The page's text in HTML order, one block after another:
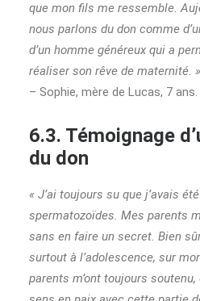
que mon fils me ressemble.
nous parlons du don comme
d’un homme généreux qui a
réaliser son rêve de maternité. »
– Sophie, mère de Lucas, 7 ans.
6.3. Témoignage
du don
« J’ai toujours su que j’avais
spermatozoïdes. Mes parents
sans en faire un secret. Bien
surtout à l’adolescence, sur
parents m’ont toujours soutenu,